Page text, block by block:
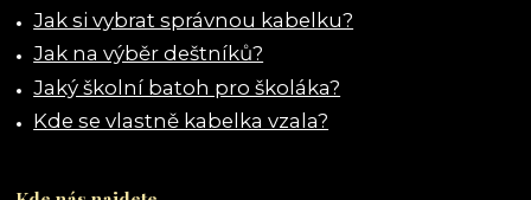
Jak si vybrat správnou kabelku?
Jak na výběr deštníků?
Jaký školní batoh pro školáka?
Kde se vlastně kabelka vzala?